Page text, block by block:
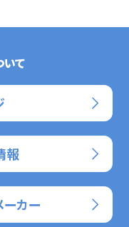
て
報
ーカー